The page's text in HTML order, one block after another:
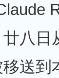
八日
送到